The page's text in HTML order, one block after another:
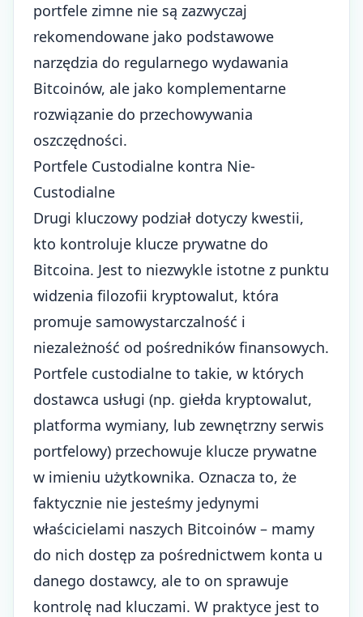
portfele zimne nie są zazwyczaj
rekomendowane jako podstawowe
narzędzia do regularnego wydawania
Bitcoinów, ale jako komplementarne
rozwiązanie do przechowywania
oszczędności.
Portfele Custodialne kontra Nie-
Custodialne
Drugi kluczowy podział dotyczy kwestii,
kto kontroluje klucze prywatne do
Bitcoina. Jest to niezwykle istotne z punktu
widzenia filozofii kryptowalut, która
promuje samowystarczalność i
niezależność od pośredników finansowych.
Portfele custodialne to takie, w których
dostawca usługi (np. giełda kryptowalut,
platforma wymiany, lub zewnętrzny serwis
portfelowy) przechowuje klucze prywatne
w imieniu użytkownika. Oznacza to, że
faktycznie nie jesteśmy jedynymi
właścicielami naszych Bitcoinów – mamy
do nich dostęp za pośrednictwem konta u
danego dostawcy, ale to on sprawuje
kontrolę nad kluczami. W praktyce jest to